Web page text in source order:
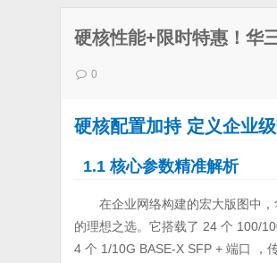
硬核性能+限时特惠！华
0
硬核配置加持 定义企业级
1.1 核心参数精准解析
在企业网络构建的宏大版图中
的理想之选。它搭载了 24 个 100/
4 个 1/10G BASE-X SFP + 端口 ，